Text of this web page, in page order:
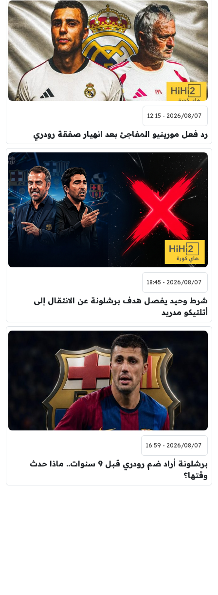
2026/08/07 - 12:15
رد فعل مورينيو المفاجئ بعد انهيار صفقة رودري
2026/08/07 - 18:45
شرط وحيد يفصل هدف برشلونة عن الانتقال إلى
أتلتيكو مدريد
2026/08/07 - 16:59
برشلونة أراد ضم رودري قبل 9 سنوات.. ماذا حدث
وقتها؟